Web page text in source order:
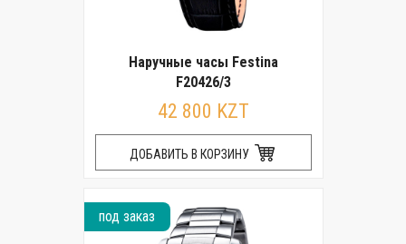
Наручные часы Festina
F20426/3
42 800 KZT
ДОБАВИТЬ В КОРЗИНУ
под заказ